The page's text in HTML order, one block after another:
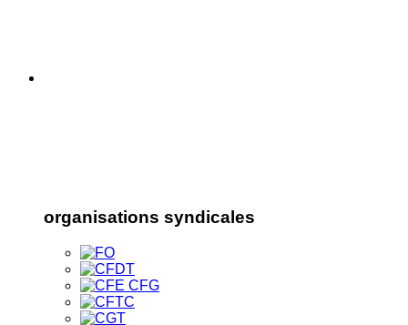
organisations syndicales